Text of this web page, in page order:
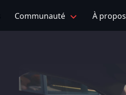
Communauté À propos